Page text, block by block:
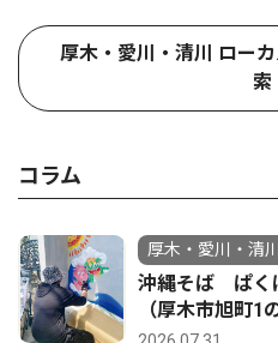
厚木・愛川・清川 ロー
索
コラム
厚木・愛川・清川
沖縄そば ぱく
（厚木市旭町